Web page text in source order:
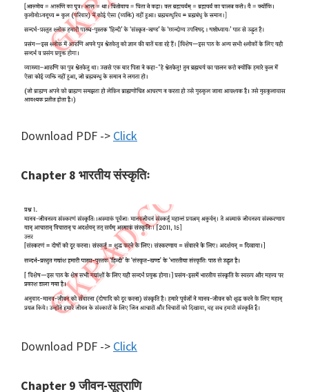
Download PDF -> Click
Chapter 8 भारतीय संस्कृतिः
Download PDF -> Click
Chapter 9 जीवन-सूत्राणि